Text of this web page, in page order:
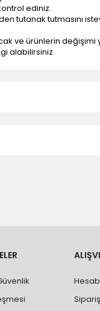
ediniz.
tutanak tutmasını
ve ürünlerin değişimi
alabilirsiniz.
siparişler
vermeden önce